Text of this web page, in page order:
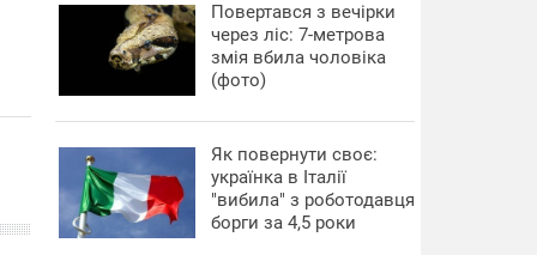
Повертався з вечірки
через ліс: 7-метрова
змія вбила чоловіка
(фото)
​Як повернути своє:
українка в Італії
"вибила" з роботодавця
борги за 4,5 роки